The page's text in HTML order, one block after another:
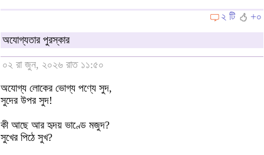
২ টি
+০
অযোগ্যতার পুরস্কার
০২ রা জুন, ২০২৬ রাত ১১:৫০
অযোগ্য লোকের ভোগ্য পণ্যে সুদ,
সুদের উপর সুদ!
কী আছে আর হৃদয় ভাণ্ডে মজুদ?
সুখের পিঠে সুখ?